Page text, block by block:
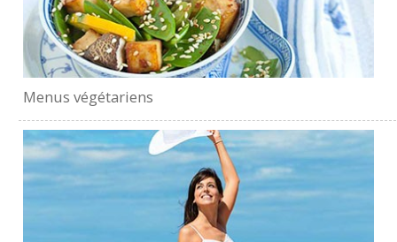
Menus végétariens